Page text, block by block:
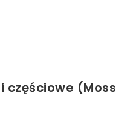
częściowe (Moss